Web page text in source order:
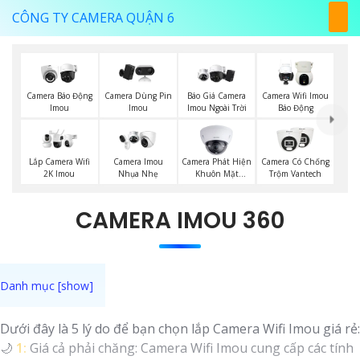
CÔNG TY CAMERA QUẬN 6
Camera Báo Động
Imou
Camera Dùng Pin
Imou
Báo Giá Camera
Imou Ngoài Trời
Camera Wifi Imou
Báo Động
Lắp Camera Wifi
2K Imou
Camera Imou
Nhụa Nhẹ
Camera Phát Hiện
Khuôn Mặt
Camera Có Chống
Trộm Vantech
CAMERA IMOU 360
Dưới đây là 5 lý do để bạn chọn lắp Camera Wifi Imou giá rẻ:
🌙 1: Giá cả phải chăng: Camera Wifi Imou cung cấp các tính